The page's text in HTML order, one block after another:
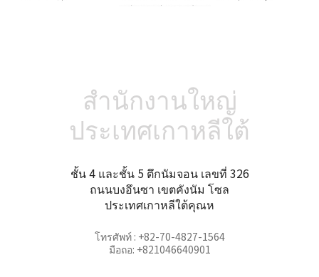
สำนักงานใหญ่
ประเทศเกาหลีใต้
ชั้น 4 และชั้น 5 ตึกนัมจอน เลขที่ 326
ถนนบงอึนซา เขตคังนัม โซล
ประเทศเกาหลีใต้คุณห
โทรศัพท์ : +82-70-4827-1564
มือถอ: +821046640901